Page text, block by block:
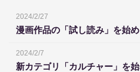
2024/2/27
漫画作品の「試し読み」を始
2024/2/7
新カテゴリ「カルチャー」を